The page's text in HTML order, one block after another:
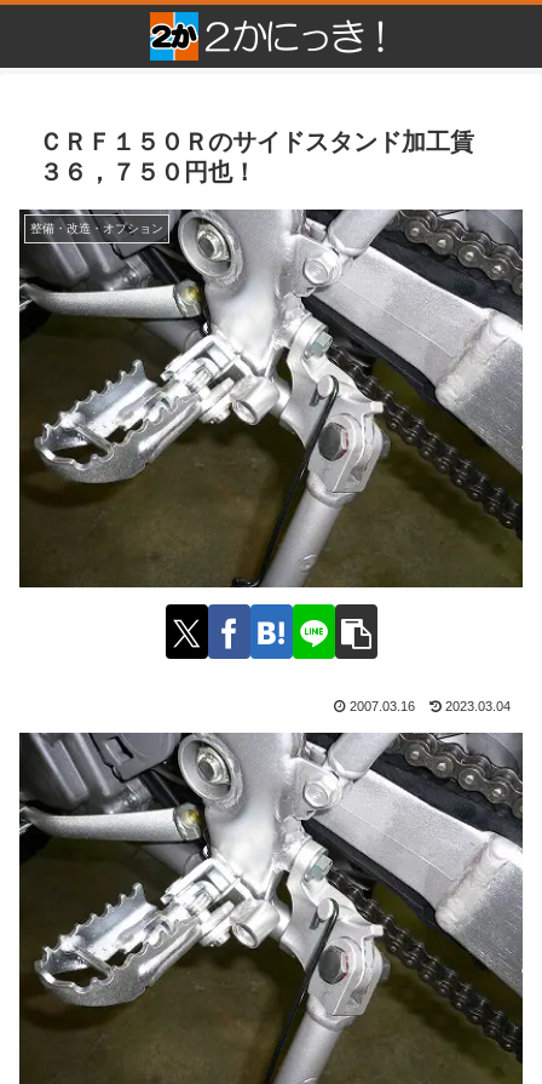
ＣＲＦ１５０Ｒのサイドスタンド加工賃
３６，７５０円也！
整備・改造・オプション
2007.03.16 2023.03.04